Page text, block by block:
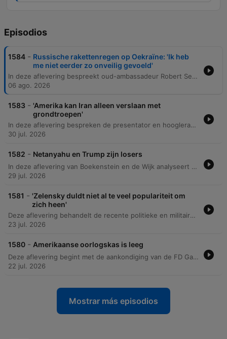
Episodios
1584 - Russische rakettenregen op Oekraïne: 'Ik heb
me niet eerder zo onveilig gevoeld'
In deze aflevering bespreekt oud-ambassadeur Robert Serri de escalerende situatie in Oekraïne, met specifieke aandacht voor Russische raketaanvallen, het tekort aan luchtafweer en de diplomatieke rol van Trump en Europa. Daarnaast wordt ingegaan op interne Oekraïense politieke spanningen, technologische innovaties zoals drones en het project 'Open Door Ukraine' voor duurzame huisvesting. Verder analyseert de discussie de burgeroorlog in Soedan tussen het regeringsleger en de RSF-paramilitairen. De impact van goudstromen uit Soedan op de financiering van het conflict en de manier waarop deze goudhandel helpt bij het omzeilen van Russische sancties via de Verenigde Arabische Emiraten, staat hierbij centraal.
06 ago. 2026
1583 - 'Amerika kan Iran alleen verslaan met
grondtroepen'
In deze aflevering bespreken de presentator en hoogleraar Martijn Kitsen de escalatie van het conflict tussen de VS en Iran, met specifieke aandacht voor de strategische betekenis van de Straat van Hormuz en de politieke dilemma's voor Trump. Daarnaast wordt de verschuiving in moderne oorlogsvoering geanalyseerd, waarbij goedkopere technologieën zoals drones de effectiviteit van westerse wapensystemen uitdagen. Verder staat de noodzaak voor fundamentele hervormingen van de Verenigde Naties centraal, inclusief een kritische blik op de machteloosheid van de Veiligheidsraad en de rol van de secretaris-generaal. De aflevering sluit af met een bespreking van de herdenkingsdienst van senator Lindsey Graham in Washington en de dominante aanwezigheid van Donald Trump tijdens deze ceremonie.
30 jul. 2026
1582 - Netanyahu en Trump zijn losers
In deze aflevering van Boekenstein en de Wijk analyseert Bernard Hammelburg de mislukte geopolitieke doelstellingen van het duo Netanyahu en Trump met betrekking tot Iran. De column behandelt de vijf oorspronkelijke doelen, waaronder het uitschakelen van het nucleaire programma en het garanderen van vrije scheepvaart, en stelt dat deze niet zijn bereikt. Er wordt dieper ingegaan op de huidige spanningen in de Straat van Hormuz, de interne politieke druk in Israël en de VS, en de impact van het Amerikaanse beleid op de Europese veiligheid.
29 jul. 2026
1581 - 'Zelensky duldt niet al te veel populariteit om
zich heen'
Deze aflevering behandelt de recente politieke en militaire verschuivingen in Oekraïne, met aandacht voor de nieuwe legerleiding, het ontslag van minister Fedorov en de spanningen rondom de mobilisatie. Er wordt dieper ingegaan op de strijd tussen modernisering en traditionele militaire structuren, evenals de impact van corruptiebestrijding op de politieke dynamiek rondom Zelensky. Daarnaast analyseren we de complexe politieke situatie in Israël, waar de rivaliteit tussen Netanyahu en Eisenkot en de rol van het Hoge Rechtshof de vorming van een nieuwe coalitie onder druk zetten. Tot slot werpen we een blik op de Verenigde Staten, waarbij de lage steun voor oorlogen onder de Amerikaanse bevolking en de politieke strategieën in het Congres centraal staan.
23 jul. 2026
1580 - Amerikaanse oorlogskas is leeg
Deze aflevering begint met de aankondiging van de FD Gazelle 2026, een initiatief van het Financieel Dagblad om de snelst groeiende bedrijven in Nederland te belonen. Vervolgens behandelt de column van Bernard Hammelburg de geopolitieke spanningen en de historische parallellen tussen de Vietnamoorlog onder Nixon en de huidige militaire situatie rondom Iran. De tekst belicht de politieke weerstand in de Amerikaanse Senaat tegen extra defensiebudgetten en de risico's van een langdurig conflict dat kan uitmonden in een onoverwinnelijk moeras.
22 jul. 2026
Mostrar más episodios